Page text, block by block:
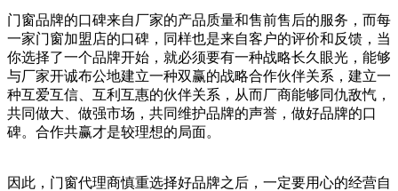
门窗品牌的口碑来自厂家的产品质量和售前售后的服务，而每
一家门窗加盟店的口碑，同样也是来自客户的评价和反馈，当
你选择了一个品牌开始，就必须要有一种战略长久眼光，能够
与厂家开诚布公地建立一种双赢的战略合作伙伴关系，建立一
种互爱互信、互利互惠的伙伴关系，从而厂商能够同仇敌忾，
共同做大、做强市场，共同维护品牌的声誉，做好品牌的口
碑。合作共赢才是较理想的局面。
因此，门窗代理商慎重选择好品牌之后，一定要用心的经营自